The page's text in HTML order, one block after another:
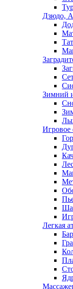
Дзюдо,
Зимний
Игровое
Легкая